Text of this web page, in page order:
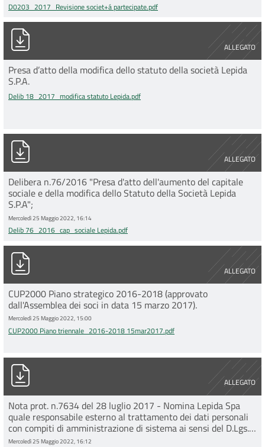
D0203_2017_Revisione societ+á partecipate.pdf
ALLEGATO
Delib 18_2017_modifica statuto Lepida.pdf
Presa d’atto della modifica dello statuto della società Lepida
S.P.A.
Delib 18_2017_modifica statuto Lepida.pdf
ALLEGATO
Delib 76_2016_cap_sociale Lepida.pdf
Delibera n.76/2016 "Presa d'atto dell'aumento del capitale
sociale e della modifica dello Statuto della Società Lepida
S.P.A";
Mercoledì 25 Maggio 2022, 16:14
Delib 76_2016_cap_sociale Lepida.pdf
ALLEGATO
CUP2000 Piano triennale_2016-2018 15mar2017.pdf
CUP2000 Piano strategico 2016-2018 (approvato
dall'Assemblea dei soci in data 15 marzo 2017).
Mercoledì 25 Maggio 2022, 15:00
CUP2000 Piano triennale_2016-2018 15mar2017.pdf
ALLEGATO
Lepida SPA_Nomina resp trattamento dati 28lug2017.pdf
Nota prot. n.7634 del 28 luglio 2017 - Nomina Lepida Spa
quale responsabile esterno al trattamento dei dati personali
con compiti di amministrazione di sistema ai sensi del D.Lgs.
196/2003 (Codice della Privacy).
Mercoledì 25 Maggio 2022, 16:12